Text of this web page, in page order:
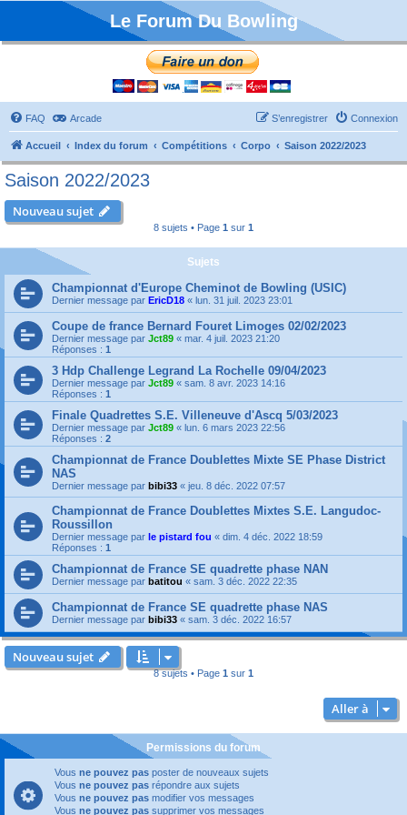
Le Forum Du Bowling
FAQ Arcade Connexion
S’enregistrer
Accueil Index du forum Compétitions Corpo Saison 2022/2023
Saison 2022/2023
Nouveau sujet
8 sujets • Page 1 sur 1
Sujets
Championnat d'Europe Cheminot de Bowling (USIC)
Dernier message par EricD18 « lun. 31 juil. 2023 23:01
Coupe de france Bernard Fouret Limoges 02/02/2023
Dernier message par Jct89 « mar. 4 juil. 2023 21:20
Réponses : 1
3 Hdp Challenge Legrand La Rochelle 09/04/2023
Dernier message par Jct89 « sam. 8 avr. 2023 14:16
Réponses : 1
Finale Quadrettes S.E. Villeneuve d'Ascq 5/03/2023
Dernier message par Jct89 « lun. 6 mars 2023 22:56
Réponses : 2
Championnat de France Doublettes Mixte SE Phase District
NAS
Dernier message par bibi33 « jeu. 8 déc. 2022 07:57
Championnat de France Doublettes Mixtes S.E. Langudoc-
Roussillon
Dernier message par le pistard fou « dim. 4 déc. 2022 18:59
Réponses : 1
Championnat de France SE quadrette phase NAN
Dernier message par batitou « sam. 3 déc. 2022 22:35
Championnat de France SE quadrette phase NAS
Dernier message par bibi33 « sam. 3 déc. 2022 16:57
Nouveau sujet
8 sujets • Page 1 sur 1
Aller à
Permissions du forum
Vous ne pouvez pas poster de nouveaux sujets
Vous ne pouvez pas répondre aux sujets
Vous ne pouvez pas modifier vos messages
Vous ne pouvez pas supprimer vos messages